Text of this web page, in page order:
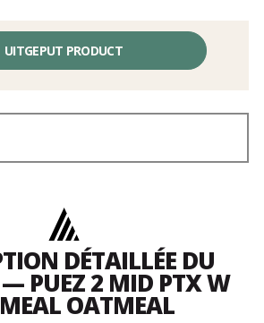
UITGEPUT PRODUCT
DÉTAILLÉE DU
PUEZ 2 MID PTX W
OATMEAL